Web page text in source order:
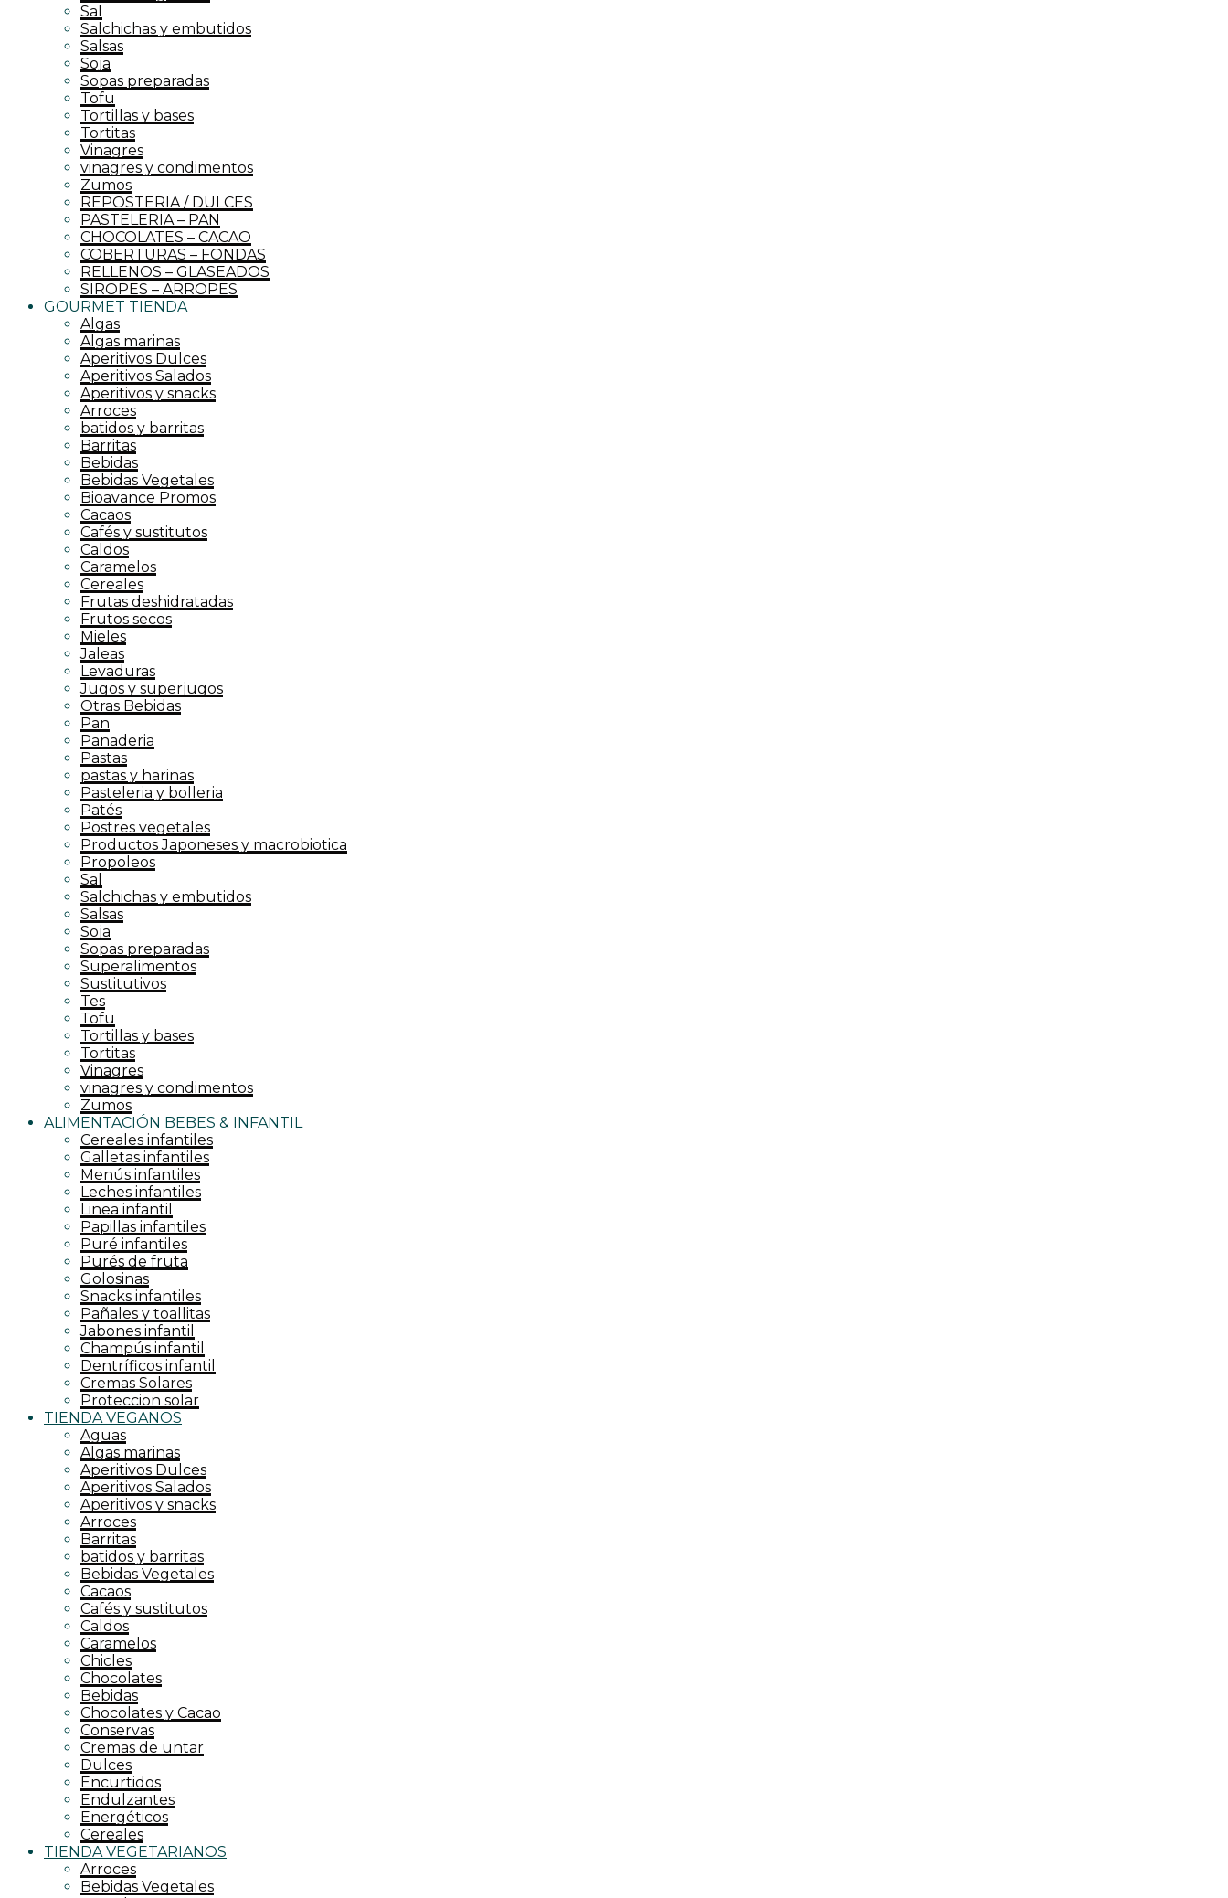
Sal
Salchichas y embutidos
Salsas
Soja
Sopas preparadas
Tofu
Tortillas y bases
Tortitas
Vinagres
vinagres y condimentos
Zumos
REPOSTERIA / DULCES
PASTELERIA – PAN
CHOCOLATES – CACAO
COBERTURAS – FONDAS
RELLENOS – GLASEADOS
SIROPES – ARROPES
GOURMET TIENDA
Algas
Algas marinas
Aperitivos Dulces
Aperitivos Salados
Aperitivos y snacks
Arroces
batidos y barritas
Barritas
Bebidas
Bebidas Vegetales
Bioavance Promos
Cacaos
Cafés y sustitutos
Caldos
Caramelos
Cereales
Frutas deshidratadas
Frutos secos
Mieles
Jaleas
Levaduras
Jugos y superjugos
Otras Bebidas
Pan
Panaderia
Pastas
pastas y harinas
Pasteleria y bolleria
Patés
Postres vegetales
Productos Japoneses y macrobiotica
Propoleos
Sal
Salchichas y embutidos
Salsas
Soja
Sopas preparadas
Superalimentos
Sustitutivos
Tes
Tofu
Tortillas y bases
Tortitas
Vinagres
vinagres y condimentos
Zumos
ALIMENTACIÓN BEBES & INFANTIL
Cereales infantiles
Galletas infantiles
Menús infantiles
Leches infantiles
Linea infantil
Papillas infantiles
Puré infantiles
Purés de fruta
Golosinas
Snacks infantiles
Pañales y toallitas
Jabones infantil
Champús infantil
Dentríficos infantil
Cremas Solares
Proteccion solar
TIENDA VEGANOS
Aguas
Algas marinas
Aperitivos Dulces
Aperitivos Salados
Aperitivos y snacks
Arroces
Barritas
batidos y barritas
Bebidas Vegetales
Cacaos
Cafés y sustitutos
Caldos
Caramelos
Chicles
Chocolates
Bebidas
Chocolates y Cacao
Conservas
Cremas de untar
Dulces
Encurtidos
Endulzantes
Energéticos
Cereales
TIENDA VEGETARIANOS
Arroces
Bebidas Vegetales